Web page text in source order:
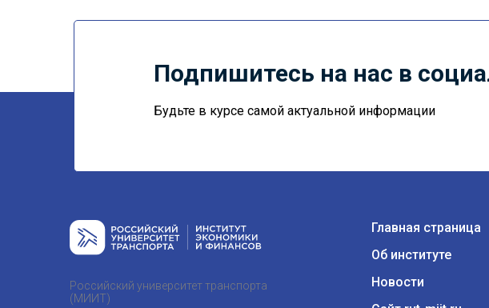
Подпишитесь на нас в
Будьте в курсе самой актуальной информации
Российский университет транспорта
(МИИТ)
Главная страница
Об институте
Новости